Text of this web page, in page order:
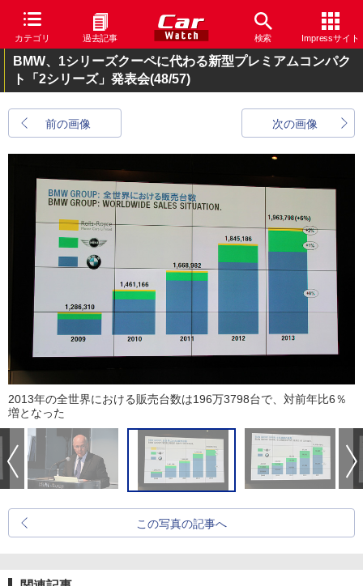
カテゴリ 過去記事 検索 Impressサイト
BMW、1シリーズクーペに代わる新型プレミアムコンパク
ト「2シリーズ」発表会(48/57)
前の画像 次の画像
2013年の全世界における販売台数は196万3798台で、対前年比6％
増となった
この写真の記事へ